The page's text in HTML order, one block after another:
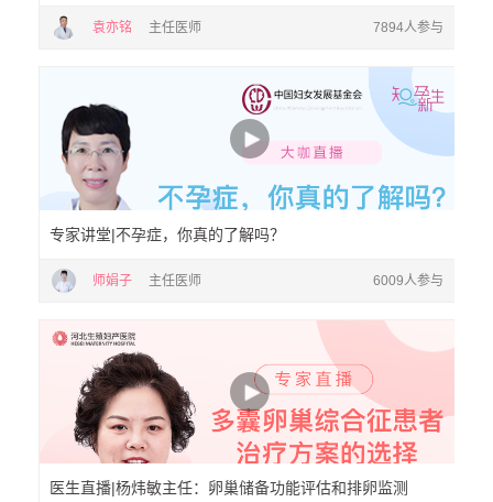
袁亦铭 主任医师 7894人参与
专家讲堂|不孕症，你真的了解吗？
师娟子 主任医师 6009人参与
医生直播|杨炜敏主任：卵巢储备功能评估和排卵监测